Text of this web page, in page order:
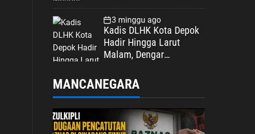
3 minggu ago
Kadis DLHK Kota Depok
Hadir Hingga Larut
Malam, Dengar
Retribusi Sampah di
MANCANEGARA